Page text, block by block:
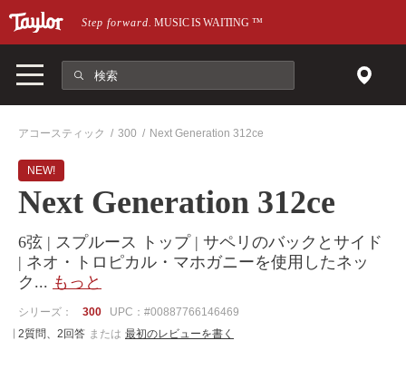
メインページにスキップ
Step forward. MUSIC IS WAITING™
アコースティック 300 Next Generation 312ce
NEW!
Next Generation 312ce
6弦 | スプルース トップ | サペリのバックとサイド
| ネオ・トロピカル・マホガニーを使用したネッ
ク ... もっと
シリーズ： 300
UPC：#00887766146469
2質問、2回答 または 最初のレビューを書く